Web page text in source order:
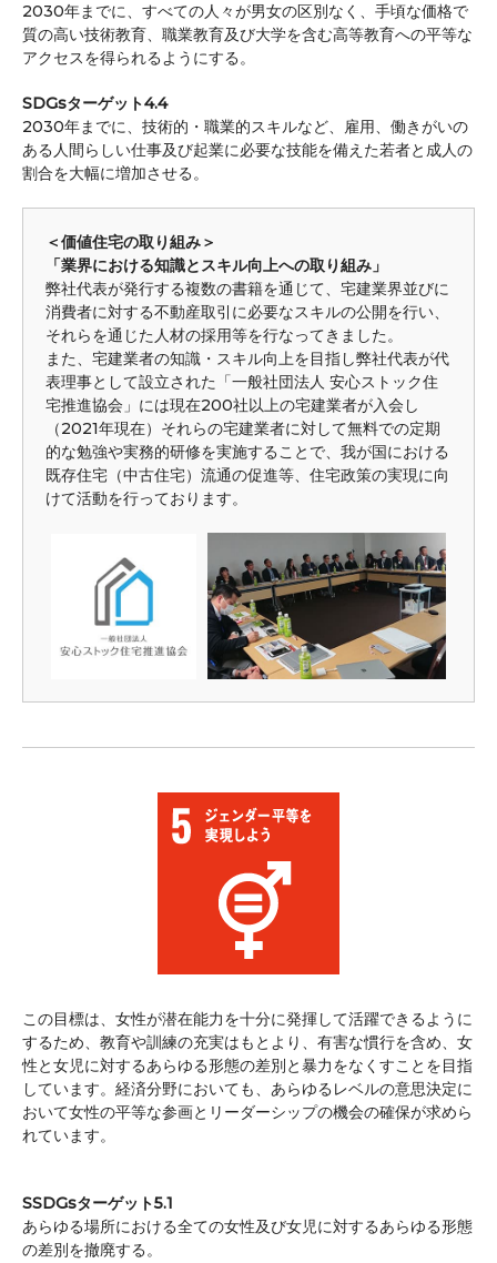
2030年までに、すべての人々が男女の区別なく、手頃な価格で
質の高い技術教育、職業教育及び大学を含む高等教育への平等な
アクセスを得られるようにする。
SDGsターゲット4.4
2030年までに、技術的・職業的スキルなど、雇用、働きがいの
ある人間らしい仕事及び起業に必要な技能を備えた若者と成人の
割合を大幅に増加させる。
＜価値住宅の取り組み＞
「業界における知識とスキル向上への取り組み」
弊社代表が発行する複数の書籍を通じて、宅建業界並びに
消費者に対する不動産取引に必要なスキルの公開を行い、
それらを通じた人材の採用等を行なってきました。
また、宅建業者の知識・スキル向上を目指し弊社代表が代
表理事として設立された「一般社団法人 安心ストック住
宅推進協会」には現在200社以上の宅建業者が入会し
（2021年現在）それらの宅建業者に対して無料での定期
的な勉強や実務的研修を実施することで、我が国における
既存住宅（中古住宅）流通の促進等、住宅政策の実現に向
けて活動を行っております。
この目標は、女性が潜在能力を十分に発揮して活躍できるように
するため、教育や訓練の充実はもとより、有害な慣行を含め、女
性と女児に対するあらゆる形態の差別と暴力をなくすことを目指
しています。経済分野においても、あらゆるレベルの意思決定に
おいて女性の平等な参画とリーダーシップの機会の確保が求めら
れています。
SSDGsターゲット5.1
あらゆる場所における全ての女性及び女児に対するあらゆる形態
の差別を撤廃する。